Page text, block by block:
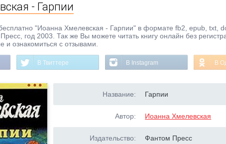
- Гарпии
"Иоанна Хмелевская - Гарпии" в формате fb2, epub, txt,
год 2003. Так же Вы можете читать книгу онлайн без
и ознакомиться с отзывами.
В Твиттере В Instagram В
Название: Гарпии
Автор: Иоанна Хмелевская
Издательство: Фантом Пресс